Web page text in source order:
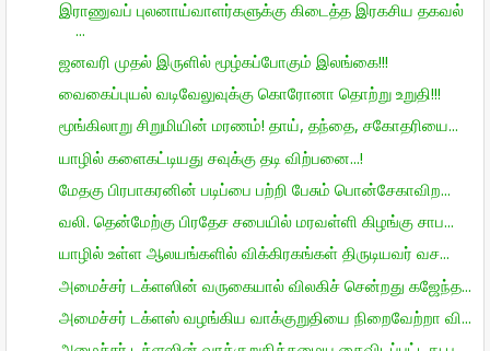
இராணுவப் புலனாய்வாளர்களுக்கு கிடைத்த இரகசிய தகவல்
...
ஜனவரி முதல் இருளில் மூழ்கப்போகும் இலங்கை!!!
வைகைப்புயல் வடிவேலுவுக்கு கொரோனா தொற்று உறுதி!!!
மூங்கிலாறு சிறுமியின் மரணம்! தாய், தந்தை, சகோதரியை...
யாழில் களைகட்டியது சவுக்கு தடி விற்பனை...!
மேதகு பிரபாகரனின் படிப்பை பற்றி பேசும் பொன்சேகாவிற...
வலி. தென்மேற்கு பிரதேச சபையில் மரவள்ளி கிழங்கு சாப...
யாழில் உள்ள ஆலயங்களில் விக்கிரகங்கள் திருடியவர் வச...
அமைச்சர் டக்ளஸின் வருகையால் விலகிச் சென்றது கஜேந்த...
அமைச்சர் டக்ளஸ் வழங்கிய வாக்குறுதியை நிறைவேற்றா வி...